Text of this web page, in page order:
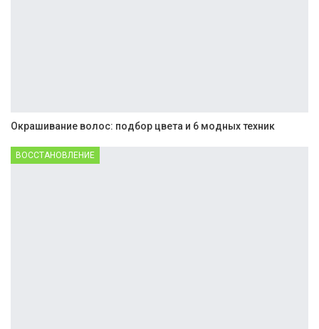
Окрашивание волос: подбор цвета и 6 модных техник
ВОССТАНОВЛЕНИЕ